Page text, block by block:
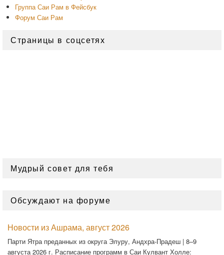
Группа Саи Рам в Фейсбук
Форум Саи Рам
Страницы в соцсетях
Мудрый совет для тебя
Обсуждают на форуме
Новости из Ашрама, август 2026
Парти Ятра преданных из округа Элуру, Андхра-Прадеш | 8–9
августа 2026 г. Расписание программ в Саи Кулвант Холле: